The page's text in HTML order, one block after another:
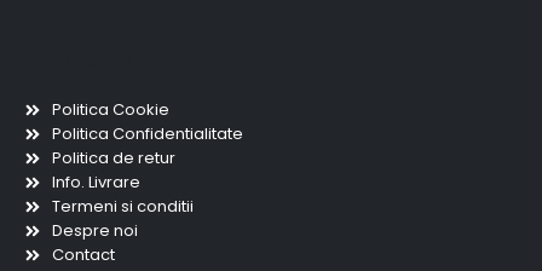
Politica Cookie
Politica Confidentialitate
Politica de retur
Info. Livrare
Termeni si conditii
Despre noi
Contact